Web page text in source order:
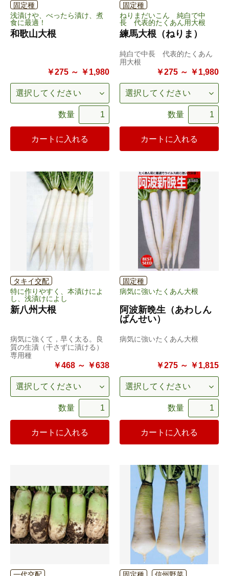
固定種
浅漬けや、べったら漬け、煮
食に最適！
和歌山大根
￥275 ～ ￥1,980
数量
カートに入れる
固定種
ねりまだいこん 純白で中
長 代表的たくあん用大根
練馬大根（ねりま）
純白で中長 代表的たくあん
用大根
￥275 ～ ￥1,980
数量
カートに入れる
タキイ交配
特に作りやすく、本漬けによ
し、浅漬けによし
新八州大根
病気に強くて，早く太る。良
質の生漬（干さずに漬ける）
専用種
￥468 ～ ￥638
数量
カートに入れる
固定種
病気に強いたくあん大根
阿波新晩生（あわしん
ばんせい）
病気に強いたくあん大根
￥275 ～ ￥1,815
数量
カートに入れる